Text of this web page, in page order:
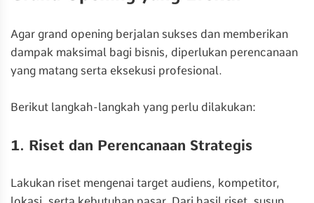
Agar grand opening berjalan sukses dan memberikan
dampak maksimal bagi bisnis, diperlukan perencanaan
yang matang serta eksekusi profesional.
Berikut langkah-langkah yang perlu dilakukan:
1. Riset dan Perencanaan Strategis
Lakukan riset mengenai target audiens, kompetitor,